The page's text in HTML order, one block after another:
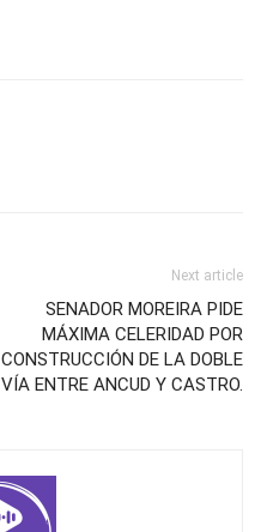
Next article
SENADOR MOREIRA PIDE
MÁXIMA CELERIDAD POR
CONSTRUCCIÓN DE LA DOBLE
VÍA ENTRE ANCUD Y CASTRO.